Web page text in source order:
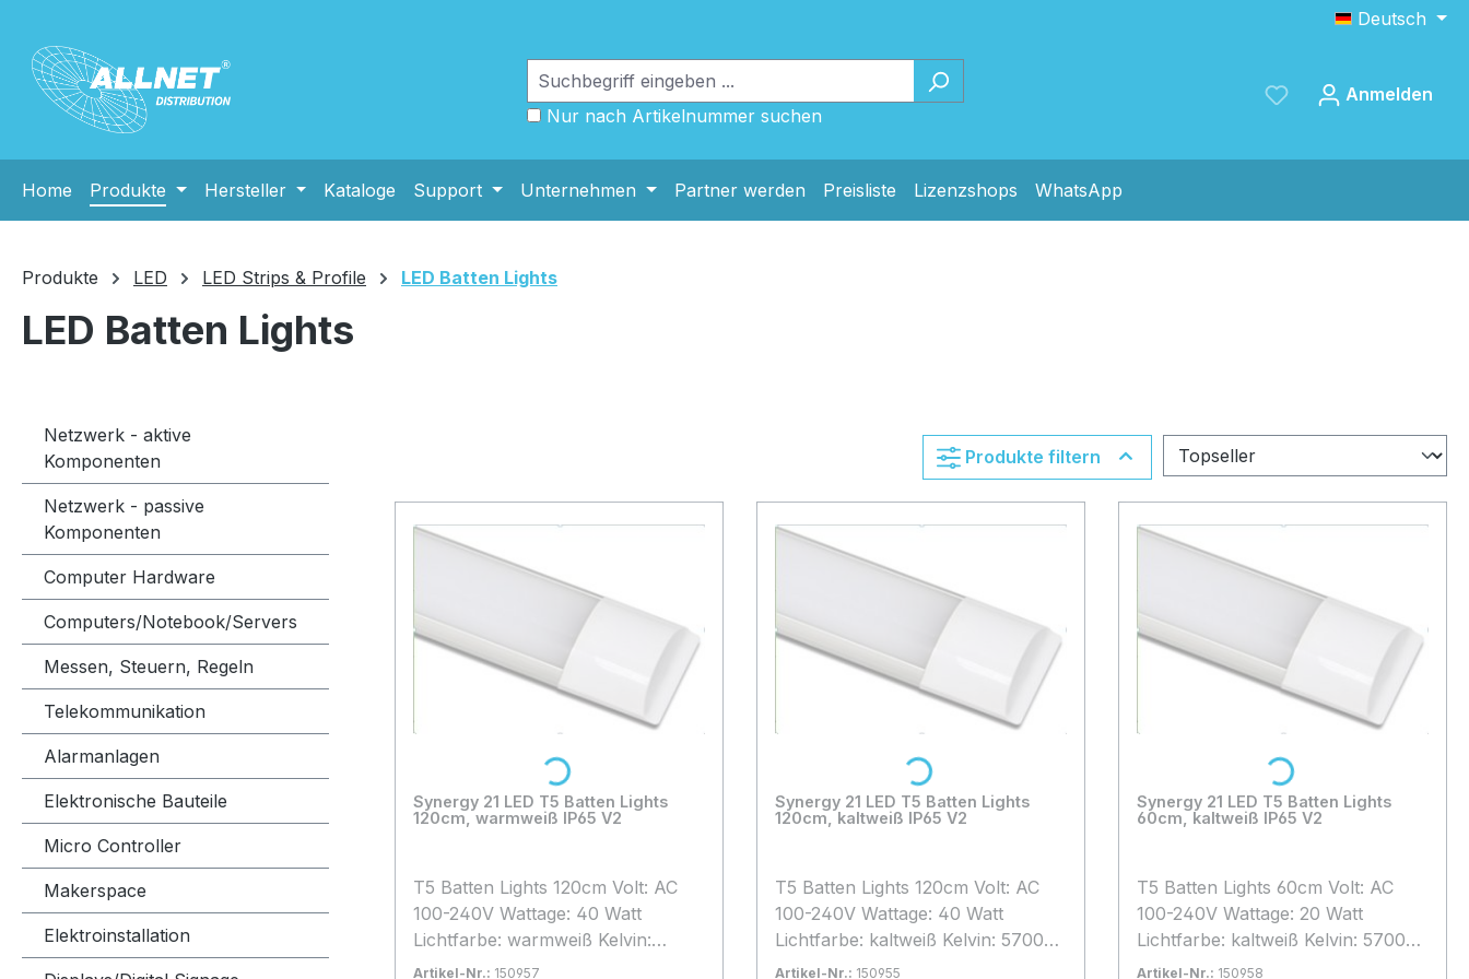
Deutsch
Nur nach Artikelnummer suchen
Anmelden
Home Produkte Hersteller Kataloge Support Unternehmen Partner werden Preisliste Lizenzshops WhatsApp
Produkte LED LED Strips & Profile LED Batten Lights
LED Batten Lights
Netzwerk - aktive
Komponenten
Netzwerk - passive
Komponenten
Computer Hardware
Computers/Notebook/Servers
Messen, Steuern, Regeln
Telekommunikation
Alarmanlagen
Elektronische Bauteile
Micro Controller
Makerspace
Elektroinstallation
Produkte filtern
Synergy 21 LED T5 Batten Lights
120cm, warmweiß IP65 V2
T5 Batten Lights 120cm Volt: AC
100-240V Wattage: 40 Watt
Lichtfarbe: warmweiß Kelvin:
3000k Abstrahlwinkel: 120°
Artikel-Nr.: 150957
Loading...
Synergy 21 LED T5 Batten Lights
120cm, kaltweiß IP65 V2
T5 Batten Lights 120cm Volt: AC
100-240V Wattage: 40 Watt
Lichtfarbe: kaltweiß Kelvin: 5700k
Abstrahlwinkel: 120° Lumen: 3320-
Artikel-Nr.: 150955
Loading...
Synergy 21 LED T5 Batten Lights
60cm, kaltweiß IP65 V2
T5 Batten Lights 60cm Volt: AC
100-240V Wattage: 20 Watt
Lichtfarbe: kaltweiß Kelvin: 5700k
Abstrahlwinkel: 120° Lumen: 1650-
Artikel-Nr.: 150958
Loading...